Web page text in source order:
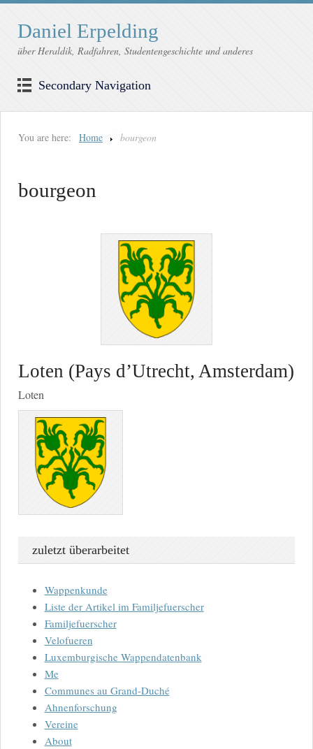
Daniel Erpelding
über Heraldik, Radfahren, Studentengeschichte und anderes
Secondary Navigation
You are here: Home bourgeon
bourgeon
Loten (Pays d’Utrecht, Amsterdam)
Loten
zuletzt überarbeitet
Wappenkunde
Liste der Artikel im Familjefuerscher
Familjefuerscher
Velofueren
Luxemburgische Wappendatenbank
Me
Communes au Grand-Duché
Ahnenforschung
Vereine
About